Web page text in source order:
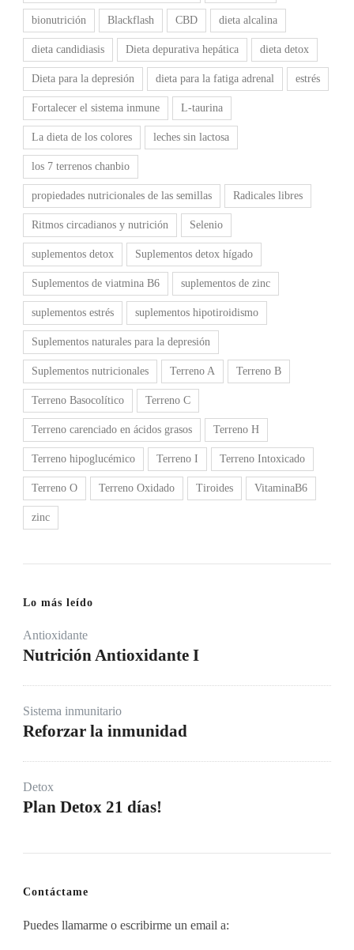
bionutrición Blackflash CBD dieta alcalina
dieta candidiasis Dieta depurativa hepática dieta detox
Dieta para la depresión dieta para la fatiga adrenal estrés
Fortalecer el sistema inmune L-taurina
La dieta de los colores leches sin lactosa
los 7 terrenos chanbio
propiedades nutricionales de las semillas Radicales libres
Ritmos circadianos y nutrición Selenio
suplementos detox Suplementos detox hígado
Suplementos de viatmina B6 suplementos de zinc
suplementos estrés suplementos hipotiroidismo
Suplementos naturales para la depresión
Suplementos nutricionales Terreno A Terreno B
Terreno Basocolítico Terreno C
Terreno carenciado en ácidos grasos Terreno H
Terreno hipoglucémico Terreno I Terreno Intoxicado
Terreno O Terreno Oxidado Tiroides VitaminaB6
zinc
Lo más leído
Antioxidante
Nutrición Antioxidante I
Sistema inmunitario
Reforzar la inmunidad
Detox
Plan Detox 21 días!
Contáctame
Puedes llamarme o escribirme un email a: